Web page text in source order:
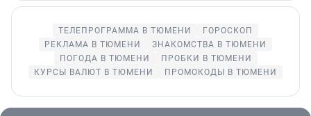
ТЕЛЕПРОГРАММА В ТЮМЕНИ
ГОРОСКОП
РЕКЛАМА В ТЮМЕНИ
ЗНАКОМСТВА В ТЮМЕНИ
ПОГОДА В ТЮМЕНИ
ПРОБКИ В ТЮМЕНИ
КУРСЫ ВАЛЮТ В ТЮМЕНИ
ПРОМОКОДЫ В ТЮМЕНИ